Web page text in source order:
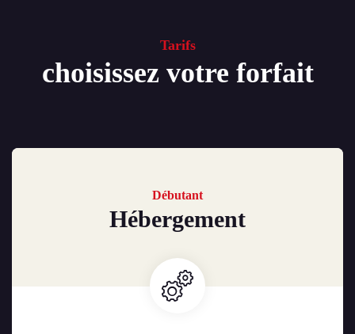
Tarifs
choisissez votre forfait
Débutant
Hébergement